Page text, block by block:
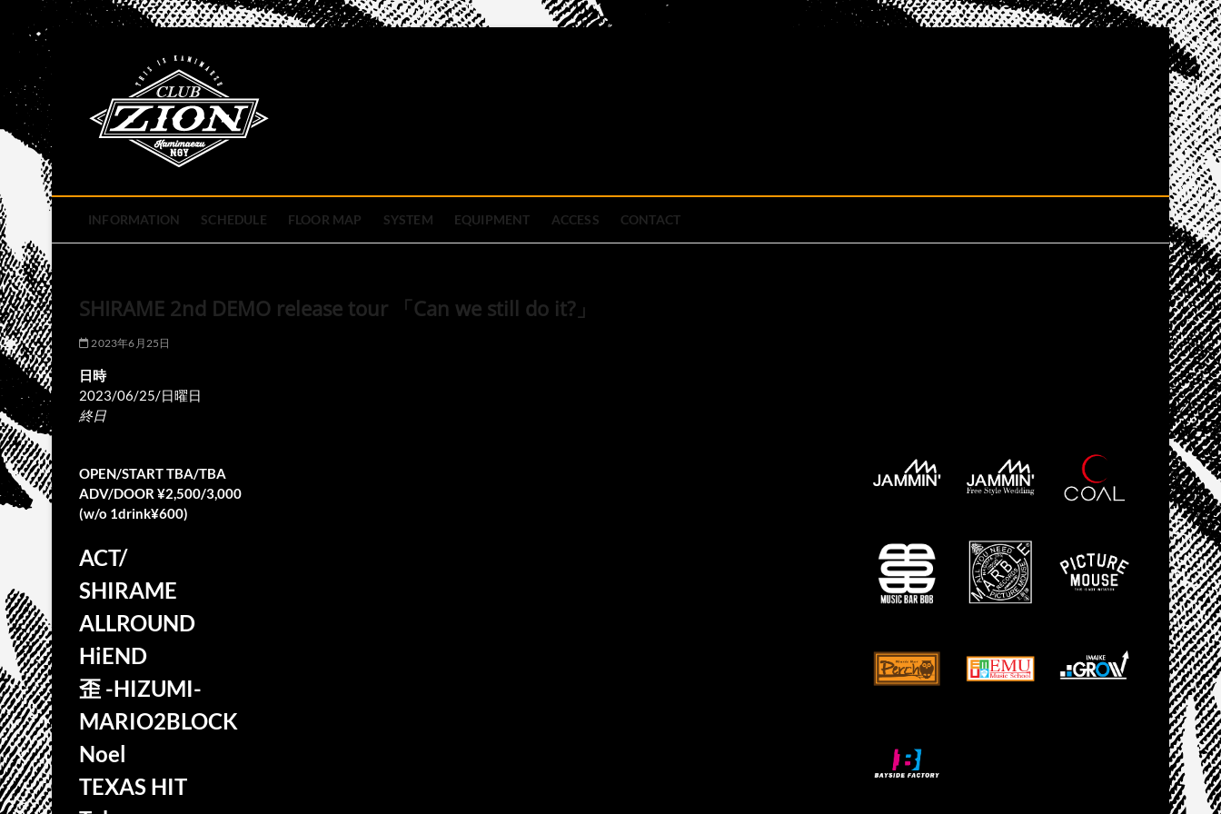
content
INFORMATION SCHEDULE FLOOR MAP SYSTEM EQUIPMENT ACCESS CONTACT
SHIRAME 2nd DEMO release tour 「Can we still do it?」
2023年6月25日
日時
2023/06/25/日曜日
終日
OPEN/START TBA/TBA
ADV/DOOR ¥2,500/3,000
(w/o 1drink¥600)
ACT/
SHIRAME
ALLROUND
HiEND
歪 -HIZUMI-
MARIO2BLOCK
Noel
TEXAS HIT